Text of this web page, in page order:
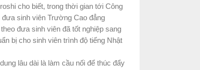
cho biết, trong thời gian tới Công
sinh viên Trường Cao đẳng
đưa sinh viên đã tốt nghiệp sang
bị cho sinh viên trình độ tiếng Nhật
lâu dài là làm cầu nối để thúc đẩy